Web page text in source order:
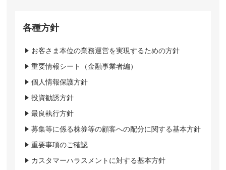
各種方針
お客さま本位の業務運営を実現するための方針
重要情報シート（金融事業者編）
個人情報保護方針
投資勧誘方針
最良執行方針
募集等に係る株券等の顧客への配分に関する基本方針
重要事項のご確認
カスタマーハラスメントに対する基本方針